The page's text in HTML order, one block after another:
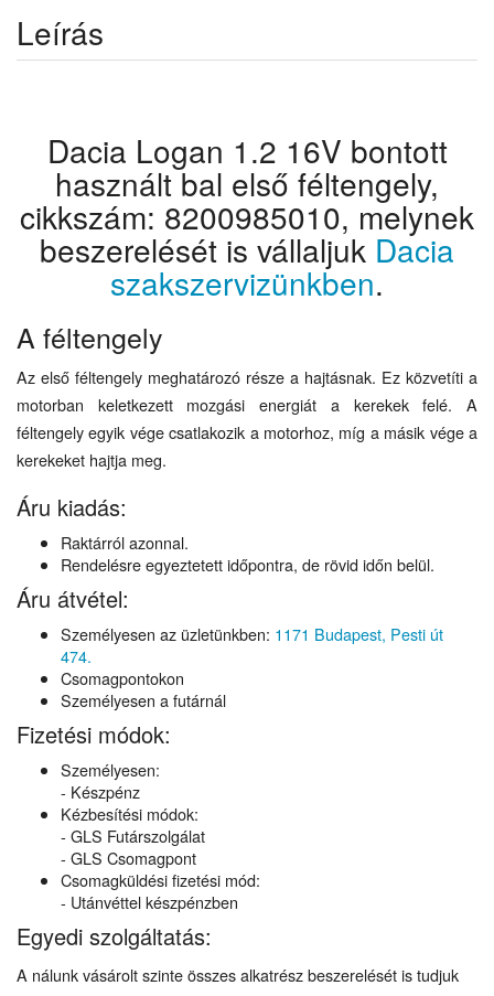
Leírás
Dacia Logan 1.2 16V bontott
használt bal első féltengely,
cikkszám: 8200985010, melynek
beszerelését is vállaljuk Dacia
szakszervizünkben.
A féltengely
Az első féltengely meghatározó része a hajtásnak. Ez közvetíti a
motorban keletkezett mozgási energiát a kerekek felé. A
féltengely egyik vége csatlakozik a motorhoz, míg a másik vége a
kerekeket hajtja meg.
Áru kiadás:
Raktárról azonnal.
Rendelésre egyeztetett időpontra, de rövid időn belül.
Áru átvétel:
Személyesen az üzletünkben: 1171 Budapest, Pesti út
474.
Csomagpontokon
Személyesen a futárnál
Fizetési módok:
Személyesen:
- Készpénz
Kézbesítési módok:
- GLS Futárszolgálat
- GLS Csomagpont
Csomagküldési fizetési mód:
- Utánvéttel készpénzben
Egyedi szolgáltatás:
A nálunk vásárolt szinte összes alkatrész beszerelését is tudjuk